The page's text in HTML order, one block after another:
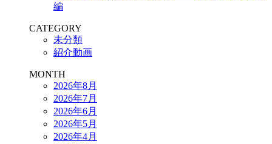
編
CATEGORY
未分類
紹介動画
MONTH
2026年8月
2026年7月
2026年6月
2026年5月
2026年4月